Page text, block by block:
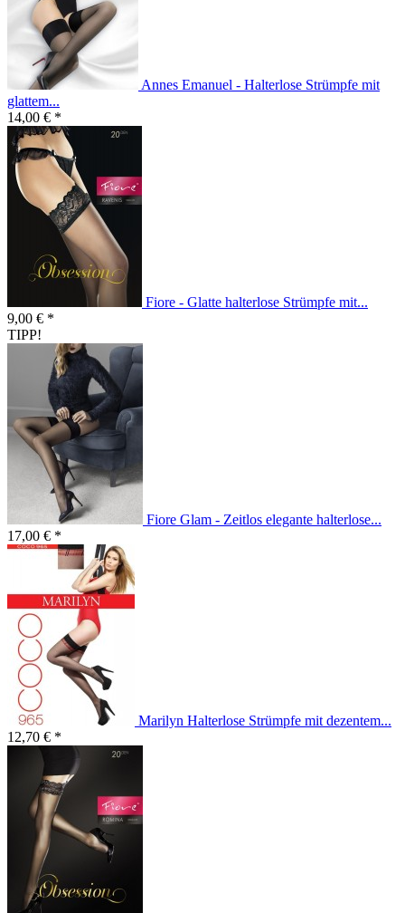
Annes Emanuel - Halterlose Strümpfe mit
glattem...
14,00 € *
Fiore - Glatte halterlose Strümpfe mit...
9,00 € *
TIPP!
Fiore Glam - Zeitlos elegante halterlose...
17,00 € *
Marilyn Halterlose Strümpfe mit dezentem...
12,70 € *